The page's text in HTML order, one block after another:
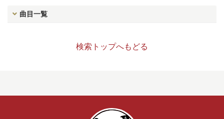
曲目一覧
検索トップへもどる